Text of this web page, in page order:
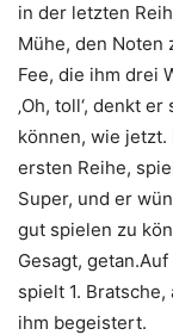
in der letzten
Mühe, den Noten
Fee, die ihm drei
‚Oh, toll‘, denkt
können, wie
ersten Reihe,
Super, und er
gut spielen zu
Gesagt,
spielt 1.
ihm begeistert.